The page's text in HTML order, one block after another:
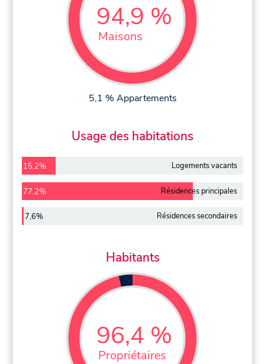
94,9 %
Maisons
5,1 % Appartements
Usage des habitations
15,2% Logements vacants
77,2% Résidences principales
7,6% Résidences secondaires
Habitants
96,4 %
Propriétaires